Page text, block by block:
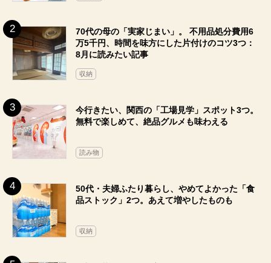
70代の母の「実家じまい」。 不用品処分費用6
万5千円、時間を味方にした片付けのコツ3つ：
8月に読みたい記事
収納
今行きたい、関西の「工場見学」スポット3つ。
無料で楽しめて、絶品グルメも味わえる
読み物
50代・夫婦ふたり暮らし、やめてよかった「食
品ストック」2つ。あえて増やしたものも
収納